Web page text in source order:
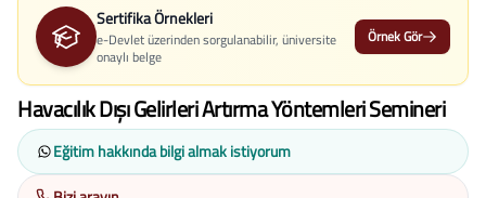
Sertifika Örnekleri
e-Devlet üzerinden sorgulanabilir, üniversite
onaylı belge
Örnek Gör
Havacılık Dışı Gelirleri Artırma Yöntemleri Semineri
Eğitim hakkında bilgi almak istiyorum